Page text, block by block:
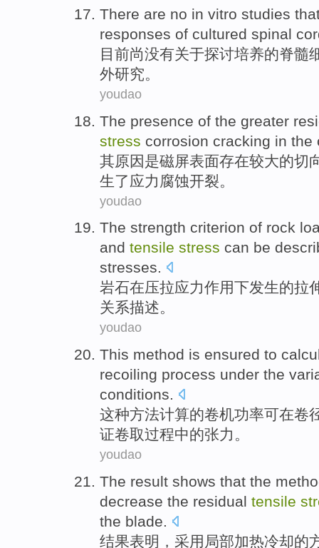
There are no in vitro studies
responses of cultured spinal
目前尚没有关于探讨培养的脊髓
外研究。
youdao
The presence of the greater
stress corrosion cracking in the
其原因是磁屏表面存在较大的切
生了 应力 腐蚀开裂 。
youdao
The strength criterion of rock
and tensile stress can be
stresses.
岩石在压拉应力作用下发生的拉
关系描述。
youdao
This method is ensured to
recoiling process under the
conditions.
这种方法计算的卷机功率可在卷
证卷取过程中的张力 。
youdao
The result shows that the
decrease the residual tensile
the blade.
结果表明 ，采用 局部加热冷却的